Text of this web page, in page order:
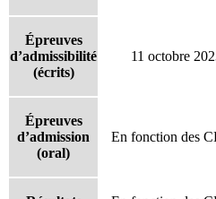
Épreuves
d’admissibilité
(écrits)
11 octobre
Épreuves
d’admission
(oral)
En fonction des